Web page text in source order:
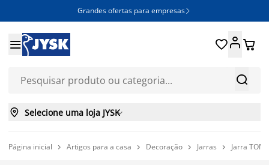
Grandes ofertas para empresas 


 
 Selecione uma loja JYSK
Página inicial  Artigos para a casa  Decoração  Jarras  Jarra